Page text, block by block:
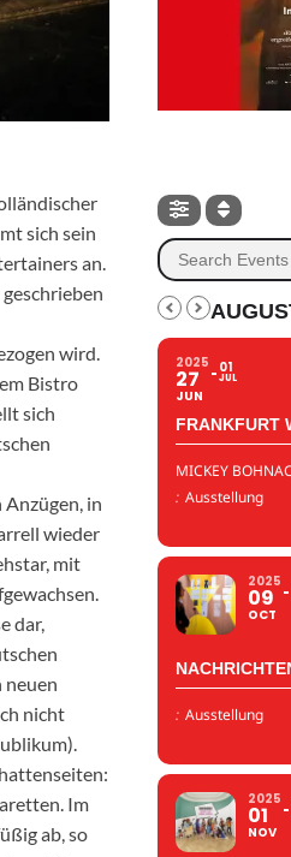
sich sein
an.
wird.
Bistro
sich
in
wieder
mit
dar,
neuen
nicht
Im
ab, so
2025
27
JUN
01
JUL
FRANKFURT
MICKEY
: Ausstellung
2025
09
OCT
: Ausstellung
2025
01
NOV